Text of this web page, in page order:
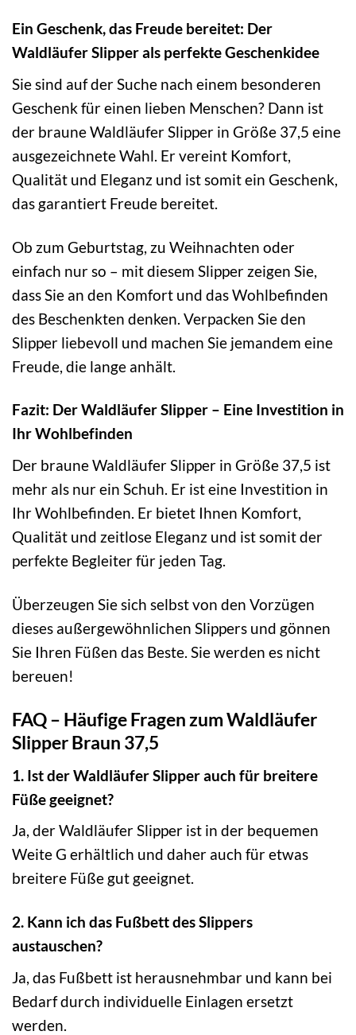
Ein Geschenk, das Freude bereitet: Der
Waldläufer Slipper als perfekte Geschenkidee
Sie sind auf der Suche nach einem besonderen
Geschenk für einen lieben Menschen? Dann ist
der braune Waldläufer Slipper in Größe 37,5 eine
ausgezeichnete Wahl. Er vereint Komfort,
Qualität und Eleganz und ist somit ein Geschenk,
das garantiert Freude bereitet.
Ob zum Geburtstag, zu Weihnachten oder
einfach nur so – mit diesem Slipper zeigen Sie,
dass Sie an den Komfort und das Wohlbefinden
des Beschenkten denken. Verpacken Sie den
Slipper liebevoll und machen Sie jemandem eine
Freude, die lange anhält.
Fazit: Der Waldläufer Slipper – Eine Investition in
Ihr Wohlbefinden
Der braune Waldläufer Slipper in Größe 37,5 ist
mehr als nur ein Schuh. Er ist eine Investition in
Ihr Wohlbefinden. Er bietet Ihnen Komfort,
Qualität und zeitlose Eleganz und ist somit der
perfekte Begleiter für jeden Tag.
Überzeugen Sie sich selbst von den Vorzügen
dieses außergewöhnlichen Slippers und gönnen
Sie Ihren Füßen das Beste. Sie werden es nicht
bereuen!
FAQ – Häufige Fragen zum Waldläufer
Slipper Braun 37,5
1. Ist der Waldläufer Slipper auch für breitere
Füße geeignet?
Ja, der Waldläufer Slipper ist in der bequemen
Weite G erhältlich und daher auch für etwas
breitere Füße gut geeignet.
2. Kann ich das Fußbett des Slippers
austauschen?
Ja, das Fußbett ist herausnehmbar und kann bei
Bedarf durch individuelle Einlagen ersetzt
werden.